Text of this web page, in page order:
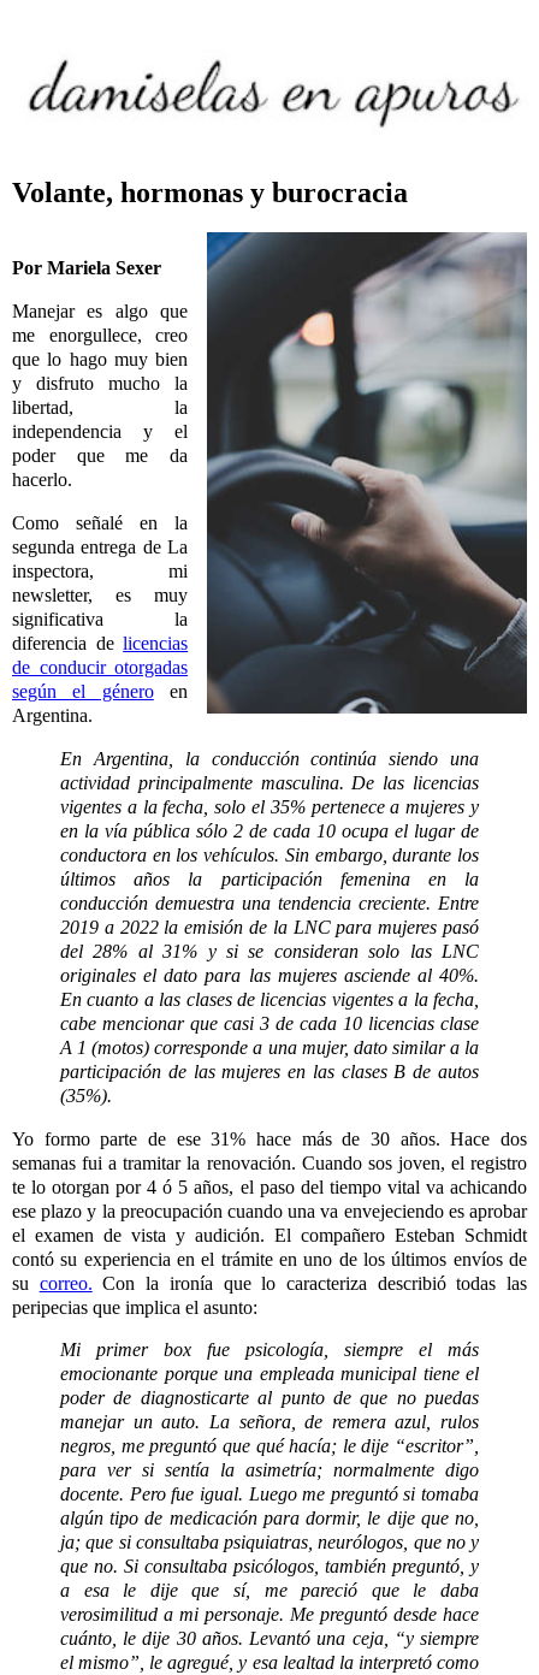
Volante, hormonas y burocracia
Por Mariela Sexer
Manejar es algo que
me enorgullece, creo
que lo hago muy bien
y disfruto mucho la
libertad, la
independencia y el
poder que me da
hacerlo.
Como señalé en la
segunda entrega de La
inspectora, mi
newsletter, es muy
significativa la
diferencia delicencias
de conducir otorgadas
según el géneroen
Argentina.
En Argentina, la conducción continúa siendo una
actividad principalmente masculina. De las licencias
vigentes a la fecha, solo el 35% pertenece a mujeres y
en la vía pública sólo 2 de cada 10 ocupa el lugar de
conductora en los vehículos. Sin embargo, durante los
últimos años la participación femenina en la
conducción demuestra una tendencia creciente. Entre
2019 a 2022 la emisión de la LNC para mujeres pasó
del 28% al 31% y si se consideran solo las LNC
originales el dato para las mujeres asciende al 40%.
En cuanto a las clases de licencias vigentes a la fecha,
cabe mencionar que casi 3 de cada 10 licencias clase
A 1 (motos) corresponde a una mujer, dato similar a la
participación de las mujeres en las clases B de autos
(35%).
Yo formo parte de ese 31% hace más de 30 años. Hace dos
semanas fui a tramitar la renovación. Cuando sos joven, el registro
te lo otorgan por 4 ó 5 años, el paso del tiempo vital va achicando
ese plazo y la preocupación cuando una va envejeciendo es aprobar
el examen de vista y audición. El compañero Esteban Schmidt
contó su experiencia en el trámite en uno de los últimos envíos de
su correo. Con la ironía que lo caracteriza describió todas las
peripecias que implica el asunto:
Mi primer box fue psicología, siempre el más
emocionante porque una empleada municipal tiene el
poder de diagnosticarte al punto de que no puedas
manejar un auto. La señora, de remera azul, rulos
negros, me preguntó que qué hacía; le dije “escritor”,
para ver si sentía la asimetría; normalmente digo
docente. Pero fue igual. Luego me preguntó si tomaba
algún tipo de medicación para dormir, le dije que no,
ja; que si consultaba psiquiatras, neurólogos, que no y
que no. Si consultaba psicólogos, también preguntó, y
a esa le dije que sí, me pareció que le daba
verosimilitud a mi personaje. Me preguntó desde hace
cuánto, le dije 30 años. Levantó una ceja, “y siempre
el mismo”, le agregué, y esa lealtad la interpretó como